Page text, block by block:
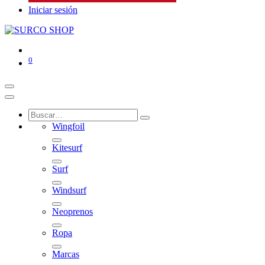
Iniciar sesión
0
Wingfoil
Kitesurf
Surf
Windsurf
Neoprenos
Ropa
Marcas